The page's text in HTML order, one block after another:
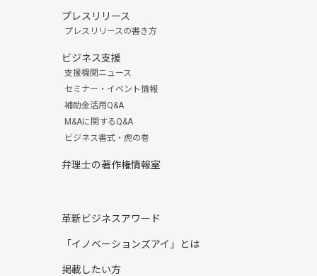
プレスリリース
プレスリリースの書き方
ビジネス支援
支援機関ニュース
セミナー・イベント情報
補助金活用Q&A
M&Aに関するQ&A
ビジネス書式・虎の巻
弁理士の著作権情報室
革新ビジネスアワード
「イノベーションズアイ」とは
掲載したい方